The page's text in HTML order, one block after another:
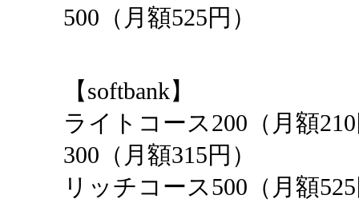
500（月額525円）
【softbank】
ライトコース200（月額
300（月額315円）
リッチコース500（月額